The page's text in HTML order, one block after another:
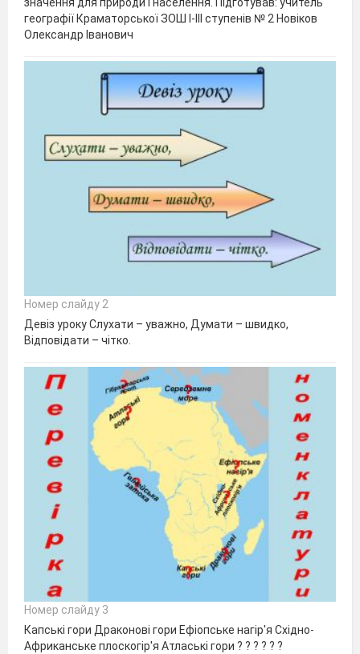
географії Краматорської ЗОШ І-ІІІ ступенів № 2 Новіков
Олександр Іванович
Номер слайду 2
Девіз уроку Слухати – уважно, Думати – швидко,
Відповідати – чітко.
Номер слайду 3
Капські гори Драконові гори Ефіопське нагір'я Східно-
Африканське плоскогір'я Атлаські гори ? ? ? ? ? ?